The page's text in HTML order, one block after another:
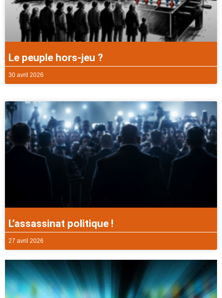
Le peuple hors-jeu ?
30 avril 2026
L’assassinat politique !
27 avril 2026